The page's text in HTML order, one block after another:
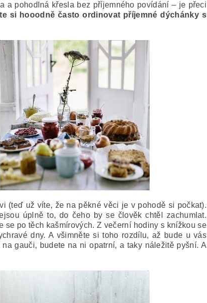
a pohodlná křesla bez příjemného povídání – je přeci
si hooodně často ordinovat příjemné dýchánky s
(teď už víte, že na pěkné věci je v pohodě si počkat).
úplně to, do čeho by se člověk chtěl zachumlat.
po těch kašmírových. Z večerní hodiny s knížkou se
dny. A všimněte si toho rozdílu, až bude u vás
gauči, budete na ni opatrní, a taky náležitě pyšní. A